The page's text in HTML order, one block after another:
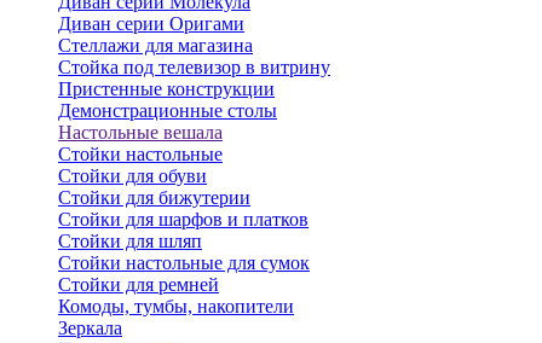
Диван серии Оригами
Стеллажи для магазина
Стойка под телевизор в витрину
Пристенные конструкции
Демонстрационные столы
Настольные вешала
Стойки настольные
Стойки для обуви
Стойки для бижутерии
Стойки для шарфов и платков
Стойки для шляп
Стойки настольные для сумок
Стойки для ремней
Комоды, тумбы, накопители
Зеркала